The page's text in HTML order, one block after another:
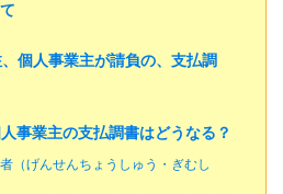
個人事業主が請負の、支払調
事業主の支払調書はどうなる？
（げんせんちょうしゅう・ぎむし